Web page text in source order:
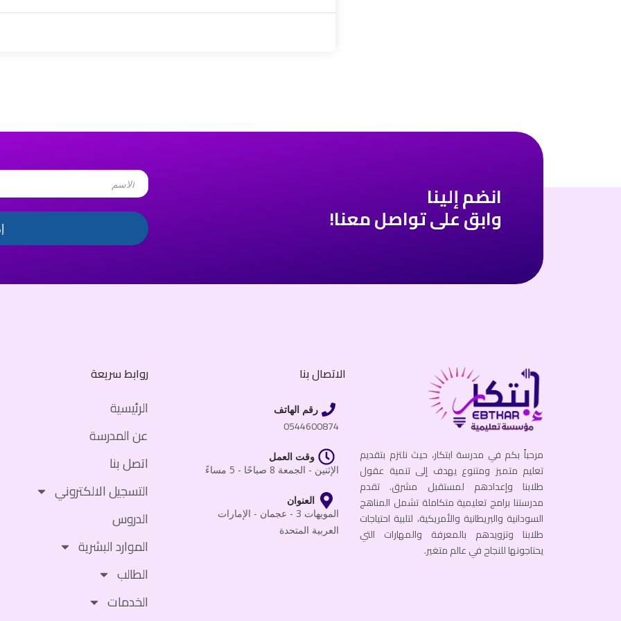
انضم إلينا
وابق على تواصل معنا!
Name
مرحباً بكم في مدرسة ابتكار، حيث نلتزم بتقديم
تعليم متميز ومتنوع يهدف إلى تنمية عقول
طلابنا وإعدادهم لمستقبل مشرق. تقدم
مدرستنا برامج تعليمية متكاملة تشمل المناهج
السودانية والبريطانية والأمريكية، لتلبية احتياجات
طلابنا وتزويدهم بالمعرفة والمهارات التي
يحتاجونها للنجاح في عالم متغير.
الاتصال بنا
رقم الهاتف
0544600874
وقت العمل
الإثنين - الجمعة 8 صباحًا - 5 مساءً
العنوان
المويهات 3 - عجمان - الإمارات
العربية المتحدة
روابط سريعة
الرئيسية
عن المدرسة
اتصل بنا
التسجيل الالكتروني
الدروس
الموارد البشرية
الطالب
الخدمات